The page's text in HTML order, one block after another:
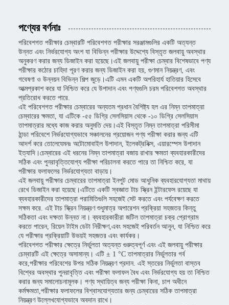
পণ্যের বর্ণনাঃ
পরিবেশগত পরীক্ষার চেম্বারটি পরিবেশগত পরীক্ষার সরঞ্জামগুলির একটি অত্যন্ত
উন্নত এবং নির্ভরযোগ্য অংশ যা বিভিন্ন পরীক্ষার উদ্দেশ্যে বিস্তৃত জলবায়ু অবস্থার
অনুকরণ করার জন্য ডিজাইন করা হয়েছে।এই জলবায়ু পরীক্ষা চেম্বার বিশেষভাবে পণ্য
পরীক্ষার কঠোর চাহিদা পূরণ করার জন্য ডিজাইন করা হয়, গুণমান নিয়ন্ত্রণ, এবং
গবেষণা ও উন্নয়ন বিভিন্ন শিল্প জুড়ে।এটি এমন একটি অপরিহার্য হাতিয়ার হিসেবে
আত্মপ্রকাশ করে যা নিশ্চিত করে যে উপাদান এবং পণ্যগুলি চরম পরিবেশগত অবস্থার
প্রতিরোধ করতে পারে.
এই পরিবেশগত পরীক্ষার চেম্বারের অন্যতম প্রধান বৈশিষ্ট্য হল এর নিম্ন তাপমাত্রা
চেম্বারের ক্ষমতা, যা এটিকে -৫৫ ডিগ্রি সেলসিয়াস থেকে -১০ ডিগ্রি সেলসিয়াস
তাপমাত্রার মধ্যে কাজ করার অনুমতি দেয়।এই বিস্তৃত নিম্ন তাপমাত্রা পরিসীমা
ঠান্ডা পরিবেশে নির্ভরযোগ্যভাবে সঞ্চালনের প্রয়োজন পণ্য পরীক্ষা করার জন্য এটি
আদর্শ করে তোলেযেমনঃ অটোমোবাইল উপাদান, ইলেকট্রনিক্স, এয়ারস্পেস উপাদান
ইত্যাদি।চেম্বারের এই ধরনের নিম্ন তাপমাত্রা বজায় রাখার ক্ষমতা ব্যবহারকারীদের
সঠিক এবং পুনরাবৃত্তিযোগ্য পরীক্ষা পরিচালনা করতে পারে তা নিশ্চিত করে, যা
পরীক্ষার ফলাফলের নির্ভরযোগ্যতা বাড়ায়।
এই জলবায়ু পরীক্ষার চেম্বারের তাপমাত্রা ইনপুট মোড আধুনিক ব্যবহারযোগ্যতা মাথায়
রেখে ডিজাইন করা হয়েছে।এটিতে একটি স্বজ্ঞাত টাচ স্ক্রিন ইন্টারফেস রয়েছে যা
ব্যবহারকারীদের তাপমাত্রা পরামিতিগুলি সহজেই সেট করতে এবং পর্যবেক্ষণ করতে
সক্ষম করে. এই টাচ স্ক্রিন নিয়ন্ত্রণ শুধুমাত্র অপারেশন প্রক্রিয়া সহজতর কিন্তু
সঠিকতা এবং দক্ষতা উন্নত না। ব্যবহারকারীরা জটিল তাপমাত্রা চক্র প্রোগ্রাম
করতে পারেন, রিয়েল টাইম ডেটা নিরীক্ষণ,এবং সহজেই পরিবর্তন আনুন, যা নিশ্চিত করে
যে পরীক্ষার প্রক্রিয়াটি উভয়ই সহজতর এবং কার্যকর।
পরিবেশগত পরীক্ষার ক্ষেত্রে নির্ভুলতা অত্যন্ত গুরুত্বপূর্ণ এবং এই জলবায়ু পরীক্ষার
চেম্বারটি এই ক্ষেত্রে অসামান্য। এটি ± 1 °C তাপমাত্রার নির্ভুলতার গর্ব
করে,পরীক্ষার পরিবেশের উপর সঠিক নিয়ন্ত্রণ প্রদান. এই স্তরের নির্ভুলতা বাস্তব
বিশ্বের অবস্থার পুনরাবৃত্তি এবং পরীক্ষা ফলাফল বৈধ এবং নির্ভরযোগ্য হয় তা নিশ্চিত
করার জন্য সমালোচনামূলক। পণ্য স্থায়িত্ব জন্য পরীক্ষা কিনা, চাপ অধীনে
কর্মক্ষমতা,পরীক্ষার ফলাফলের বিশ্বাসযোগ্যতার জন্য চেম্বারের সঠিক তাপমাত্রা
নিয়ন্ত্রণ উল্লেখযোগ্যভাবে অবদান রাখে।